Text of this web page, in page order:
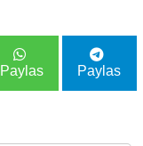
Paylas Paylas